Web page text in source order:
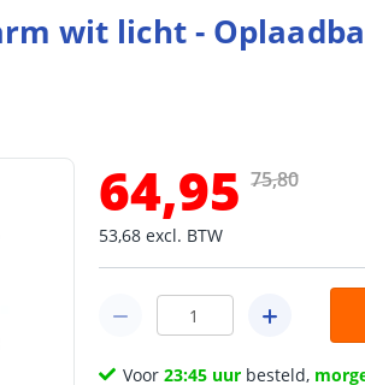
wit licht -
64,95
53,68 excl. BTW
75,80
Voor23:45 uur besteld,